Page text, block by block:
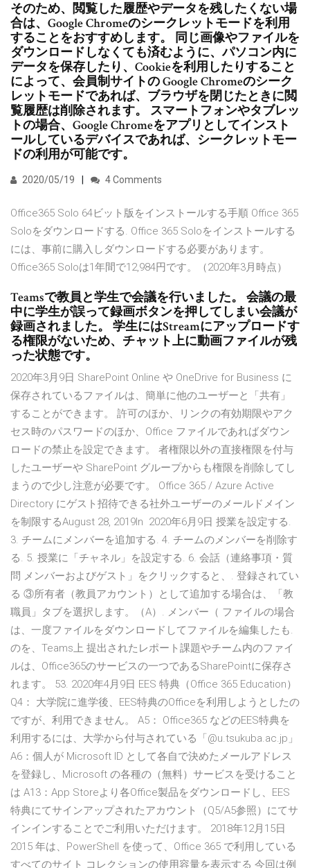
そのため、閲覧した履歴やデータを残したくない場
合は、Google Chromeのシークレットモードを利用
することをおすすめします。 同じ画像やファイルを
ダウンロードしなくても済むように、パソコン内に
データを保存したり、Cookieを利用したりすること
によって、会員制サイトの Google Chromeのシーク
レットモードであれば、ブラウザを閉じたときに閲
覧履歴は削除されます。 スマートフォンやタブレッ
トの場合、Google Chromeをアプリとしてインスト
ールしているデバイスであれば、シークレットモー
ドの利用が可能です。
2020/05/19 4 Comments
Office365 Solo 64ビット版をインストールする手順 Office 365
Soloをダウンロードする. Office 365 Soloをインストールする
には、事前に購入しダウンロードする必要があります。
Office365 Soloは1年間で12,984円です。（2020年3月時点）
Teamsで教員と学生で会議を行いました。 会議の最
中に学生が誤って録画ボタンを押してしまい会議が
録画されました。 学生にはStreamにアップロードす
る権限がないため、チャット上に動画ファイルが残
った状態です。
2020年3月9日 SharePoint Online や OneDrive for Business に
保存されているファイルは、簡単に他のユーザーと「共有」
することができます。 許可のほか、リンクの有効期限やアク
セス時のパスワードのほか、Office ファイルであればダウン
ロードの禁止を設定できます。 者権限以外の直接権限を付与
したユーザーや SharePoint グループからも権限を削除してし
まうので少し注意が必要です。 Office 365 / Azure Active
Directory にゲスト招待できる社外ユーザーのメールドメイン
を制限するAugust 28, 2019In 2020年6月9日 授業を設定する.
3. チームにメンバーを追加する. 4. チームのメンバーを削除す
る. 5. 授業に「チャネル」を設定する. 6. 会話（連絡事項・質
問 メンバーおよびゲスト」をクリックすると、. 登録されてい
る ③所有者（教員アカウント）として追加する場合は、「教
職員」タブを選択します。（A）. メンバー（ ファイルの場合
は、一度ファイルをダウンロードしてファイルを編集したも.
のを、Teams上 提出されたレポート課題やチーム内のファイ
ルは、Office365のサービスの一つであるSharePointに保存さ
れます。 53. 2020年4月9日 EES 特典（Office 365 Education）
Q4： 大学院に進学後、EES特典のOfficeを利用しようとしたの
ですが、利用できません。 A5： Office365 などのEES特典を
利用するには、大学から付与されている「@u.tsukuba.ac.jp」
A6：個人が Microsoft ID として各自で決めたメールアドレス
を登録し、Microsoft の各種の（無料）サービスを受けること
は A13：App Storeより各Office製品をダウンロードし、EES
特典にてサインアップされたアカウント（Q5/A5参照）にてサ
インインすることでご利用いただけます。 2018年12月15日
2015 年は、PowerShell を使って、Office 365 で利用している
すべてのサイト コレクションの使用容量を表示する 今回は例